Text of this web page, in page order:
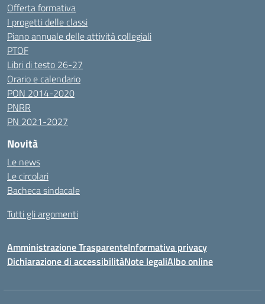
Offerta formativa
I progetti delle classi
Piano annuale delle attività collegiali
PTOF
Libri di testo 26-27
Orario e calendario
PON 2014-2020
PNRR
PN 2021-2027
Novità
Le news
Le circolari
Bacheca sindacale
Tutti gli argomenti
Amministrazione TrasparenteInformativa privacy
Dichiarazione di accessibilitàNote legaliAlbo online